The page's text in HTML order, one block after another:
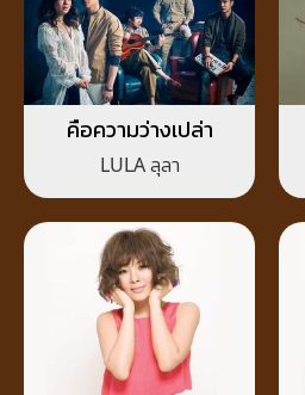
คือความว่างเปล่า
LULA ลุลา